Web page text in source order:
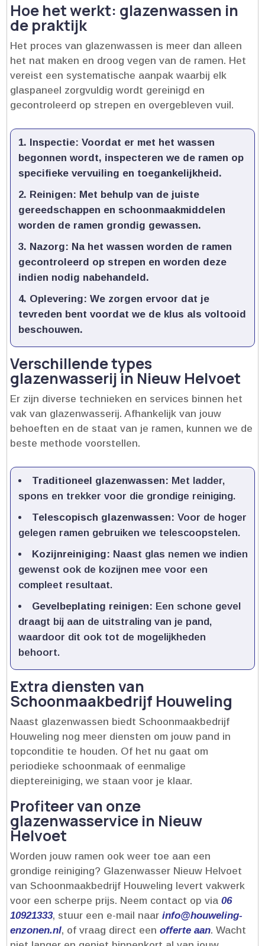
Hoe het werkt: glazenwassen in
de praktijk
Het proces van glazenwassen is meer dan alleen
het nat maken en droog vegen van de ramen.​ Het
vereist een systematische aanpak waarbij elk
glaspaneel zorgvuldig wordt gereinigd en
gecontroleerd op strepen en overgebleven vuil.​
Inspectie: Voordat er met het wassen
begonnen wordt, inspecteren we de ramen op
specifieke vervuiling en toegankelijkheid.​
Reinigen: Met behulp van de juiste
gereedschappen en schoonmaakmiddelen
worden de ramen grondig gewassen.​
Nazorg: Na het wassen worden de ramen
gecontroleerd op strepen en worden deze
indien nodig nabehandeld.​
Oplevering: We zorgen ervoor dat je
tevreden bent voordat we de klus als voltooid
beschouwen.​
Verschillende types
glazenwasserij in Nieuw Helvoet
Er zijn diverse technieken en services binnen het
vak van glazenwasserij.​ Afhankelijk van jouw
behoeften en de staat van je ramen, kunnen we de
beste methode voorstellen.​
Traditioneel glazenwassen: Met ladder,
spons en trekker voor die grondige reiniging.​
Telescopisch glazenwassen: Voor de hoger
gelegen ramen gebruiken we telescoopstelen.​
Kozijnreiniging: Naast glas nemen we indien
gewenst ook de kozijnen mee voor een
compleet resultaat.​
Gevelbeplating reinigen: Een schone gevel
draagt bij aan de uitstraling van je pand,
waardoor dit ook tot de mogelijkheden
behoort.​
Extra diensten van
Schoonmaakbedrijf Houweling
Naast glazenwassen biedt Schoonmaakbedrijf
Houweling nog meer diensten om jouw pand in
topconditie te houden.​ Of het nu gaat om
periodieke schoonmaak of eenmalige
dieptereiniging, we staan voor je klaar.​
Profiteer van onze
glazenwasservice in Nieuw
Helvoet
Worden jouw ramen ook weer toe aan een
grondige reiniging? Glazenwasser Nieuw Helvoet
van Schoonmaakbedrijf Houweling levert vakwerk
voor een scherpe prijs.​ Neem contact op via06
10921333, stuur een e-mail naarinfo@houweling-
enzonen.​nl, of vraag direct eenofferte aan.​ Wacht